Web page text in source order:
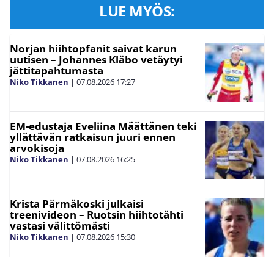
LUE MYÖS:
Norjan hiihtopfanit saivat karun
uutisen – Johannes Kläbo vetäytyi
jättitapahtumasta
Niko Tikkanen | 07.08.2026 17:27
EM-edustaja Eveliina Määttänen teki
yllättävän ratkaisun juuri ennen
arvokisoja
Niko Tikkanen | 07.08.2026 16:25
Krista Pärmäkoski julkaisi
treenivideon – Ruotsin hiihtotähti
vastasi välittömästi
Niko Tikkanen | 07.08.2026 15:30